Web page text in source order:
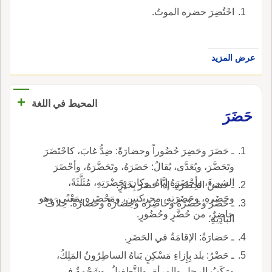
احْتُضِرَ حضره الموتُ.
عرض المزيد
المحيط في اللغة
+
حَضَرَ
ـ حَضَرَ وحَضِرَ حُضُوراً وحضارَةً: ضِدُّ غابَ، كاحْتَضَرَ
وتَحَضَّرَ، ويُعَدَّى، يُقالُ: حَضَرَهُ، وتَحَضَّرَهُ، وأحْضَرَ
الشيءَ، وأحْضَرَهُ إيَّاهُ، وكان بِحَضْرَتِهِ، مُثَلَّثَةً،
وحَضَرِهِ، وحَضَرَتِهِ، محركتينِ، ومَحْضَرِهِ بِمَعْنًى، وهو
حاضِرٌ، من حُضَّرٍ وحُضُورٍ.
ـ حَسَنُ الحِضْرَةِ: إذا حَضَرَ بِخَيْرٍ.
ـ حَضَرُ وحَضْرَةُ وحاضِرَةُ وحِضارَةُ وحَضَارَةُ: خِلاَفُ
البادِيَةِ.
ـ حَضارَةُ: الإقامَةُ في الحَضَرِ.
ـ حَضْرُ: بلد بِإِزاءِ مَسْكِنٍ بَناهُ الساطِرُونُ المَلِكُ،